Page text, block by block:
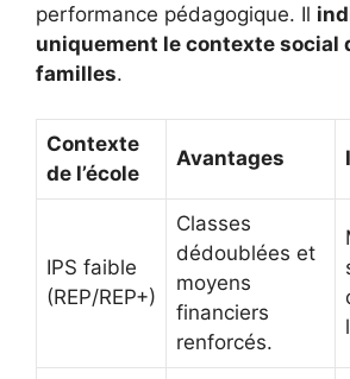
performance pédagogique. Il
uniquement le contexte social
familles.
Contexte
de l’école
Avantages
IPS faible
(REP/REP+)
Classes
dédoublées et
moyens
financiers
renforcés.